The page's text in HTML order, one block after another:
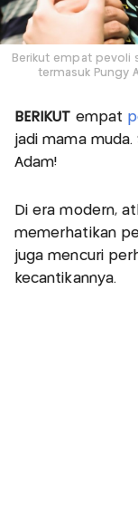
Berikut empat pevoli
termasuk Pungy
BERIKUT empat
jadi mama
Adam!
Di era modern,
memerhatikan
juga mencuri
kecantikannya.